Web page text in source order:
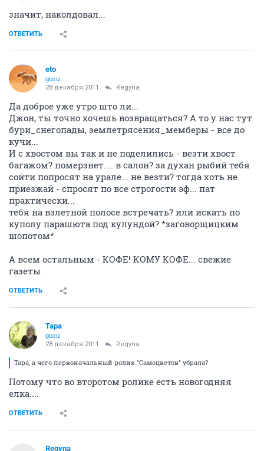
значит, наколдовал...
ОТВЕТИТЬ
eto
guru
28 декабря 2011 Regyna
Да доброе уже утро што ли...
Джон, ты точно хочешь возвращаться? А то у нас тут
бури_снегопады, землетрясения_мемберы - все до
кучи...
И с хвостом вы так и не поделились - везти хвост
багажом? померзнет.... в салон? за духан рыбий тебя
сойти попросят на урале... не везти? тогда хоть не
приезжай - спросят по все строгости эф... пат
практически...
тебя на взлетной полосе встречать? или искать по
куполу парашюта под кулундой? *заговорщицким
шопотом*
А всем остальным - КОФЕ! КОМУ КОФЕ... свежие
газеты
ОТВЕТИТЬ
Тара
guru
28 декабря 2011 Regyna
Тара, а чего первоначальный ролик "Самоцветов" убрала?
Потому что во второтом ролике есть новогодняя
елка....
ОТВЕТИТЬ
Regyna